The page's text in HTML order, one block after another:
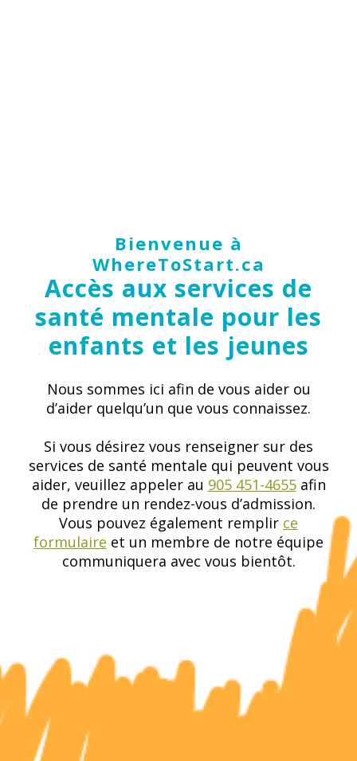
Bienvenue à
WhereToStart.ca
Accès aux services de
santé mentale pour les
enfants et les jeunes​
Nous sommes ici afin de vous aider ou
d’aider quelqu’un que vous connaissez.
Si vous désirez vous renseigner sur des
services de santé mentale qui peuvent vous
aider, veuillez appeler au 905 451-4655afin
de prendre un rendez-vous d’admission.
Vous pouvez également remplir ce
formulaire et un membre de notre équipe
communiquera avec vous bientôt.